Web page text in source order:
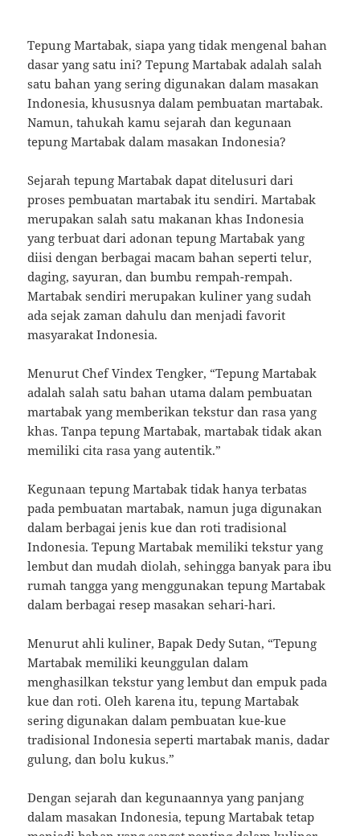
Tepung Martabak, siapa yang tidak mengenal bahan
dasar yang satu ini? Tepung Martabak adalah salah
satu bahan yang sering digunakan dalam masakan
Indonesia, khususnya dalam pembuatan martabak.
Namun, tahukah kamu sejarah dan kegunaan
tepung Martabak dalam masakan Indonesia?
Sejarah tepung Martabak dapat ditelusuri dari
proses pembuatan martabak itu sendiri. Martabak
merupakan salah satu makanan khas Indonesia
yang terbuat dari adonan tepung Martabak yang
diisi dengan berbagai macam bahan seperti telur,
daging, sayuran, dan bumbu rempah-rempah.
Martabak sendiri merupakan kuliner yang sudah
ada sejak zaman dahulu dan menjadi favorit
masyarakat Indonesia.
Menurut Chef Vindex Tengker, “Tepung Martabak
adalah salah satu bahan utama dalam pembuatan
martabak yang memberikan tekstur dan rasa yang
khas. Tanpa tepung Martabak, martabak tidak akan
memiliki cita rasa yang autentik.”
Kegunaan tepung Martabak tidak hanya terbatas
pada pembuatan martabak, namun juga digunakan
dalam berbagai jenis kue dan roti tradisional
Indonesia. Tepung Martabak memiliki tekstur yang
lembut dan mudah diolah, sehingga banyak para ibu
rumah tangga yang menggunakan tepung Martabak
dalam berbagai resep masakan sehari-hari.
Menurut ahli kuliner, Bapak Dedy Sutan, “Tepung
Martabak memiliki keunggulan dalam
menghasilkan tekstur yang lembut dan empuk pada
kue dan roti. Oleh karena itu, tepung Martabak
sering digunakan dalam pembuatan kue-kue
tradisional Indonesia seperti martabak manis, dadar
gulung, dan bolu kukus.”
Dengan sejarah dan kegunaannya yang panjang
dalam masakan Indonesia, tepung Martabak tetap